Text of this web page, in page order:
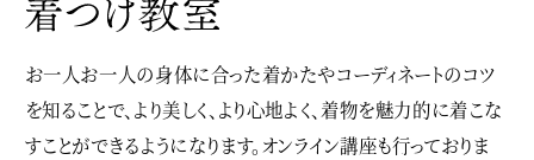
お一人お一人の身体に合った着かたやコーディネートのコツ
を知ることで、より美しく、より心地よく、着物を魅力的に着こな
すことができるようになります。オンライン講座も行っておりま